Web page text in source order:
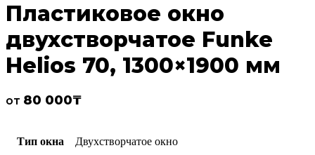
Пластиковое окно
двухстворчатое Funke
Helios 70, 1300×1900 мм
от 80 000₸
Тип окна Двухстворчатое окно